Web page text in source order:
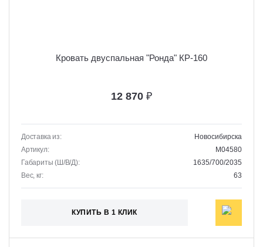
Кровать двуспальная "Ронда" КР-160
12 870 ₽
Доставка из:
Новосибирска
Артикул:
M04580
Габариты (Ш/В/Д):
1635/700/2035
Вес, кг:
63
КУПИТЬ В 1 КЛИК